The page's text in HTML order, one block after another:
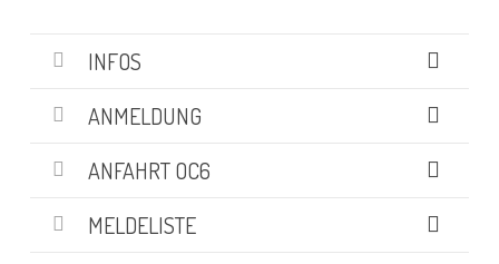
INFOS
ANMELDUNG
ANFAHRT OC6
MELDELISTE